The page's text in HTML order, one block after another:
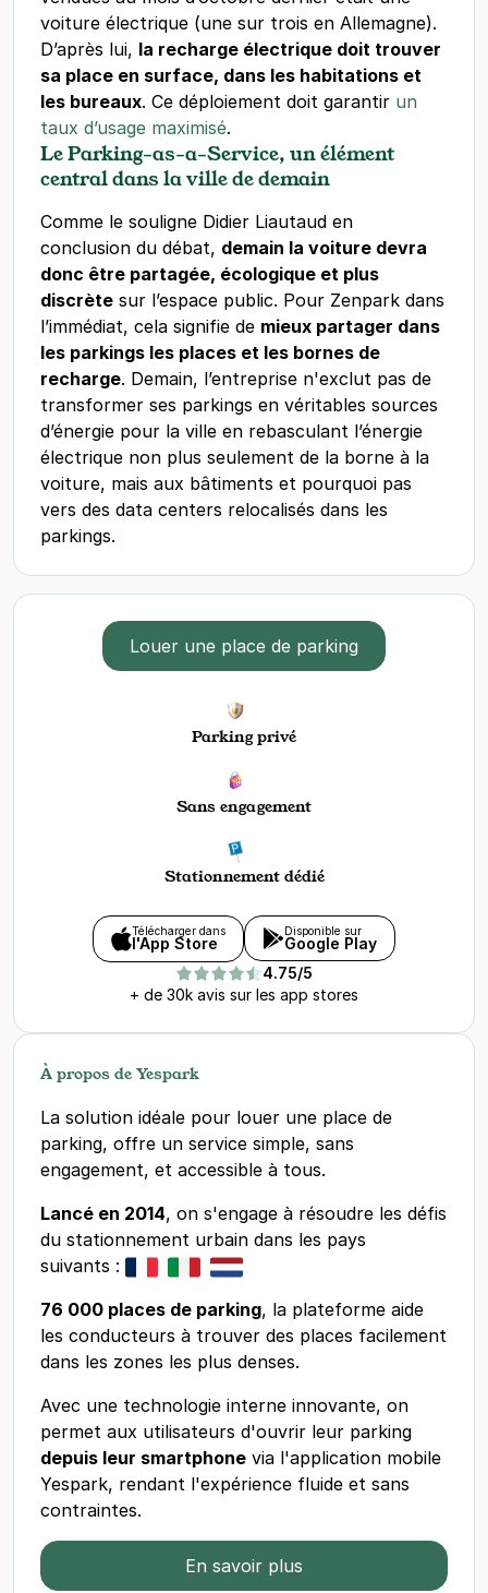
voiture électrique (une sur trois en Allemagne).
D’après lui, la recharge électrique doit trouver
sa place en surface, dans les habitations et
les bureaux. Ce déploiement doit garantir un
taux d’usage maximisé.
Le Parking-as-a-Service, un élément
central dans la ville de demain
Comme le souligne Didier Liautaud en
conclusion du débat, demain la voiture devra
donc être partagée, écologique et plus
discrète sur l’espace public. Pour Zenpark dans
l’immédiat, cela signifie de mieux partager dans
les parkings les places et les bornes de
recharge. Demain, l’entreprise n'exclut pas de
transformer ses parkings en véritables sources
d’énergie pour la ville en rebasculant l’énergie
électrique non plus seulement de la borne à la
voiture, mais aux bâtiments et pourquoi pas
vers des data centers relocalisés dans les
parkings.
Louer une place de parking
Parking privé
Sans engagement
Stationnement dédié
Télécharger dans
l'App Store
Disponible sur
Google Play
4.75/5
+ de 30k avis sur les app stores
À propos de Yespark
La solution idéale pour louer une place de
parking, offre un service simple, sans
engagement, et accessible à tous.
Lancé en 2014, on s'engage à résoudre les défis
du stationnement urbain dans les pays
suivants :
76 000 places de parking, la plateforme aide
les conducteurs à trouver des places facilement
dans les zones les plus denses.
Avec une technologie interne innovante, on
permet aux utilisateurs d'ouvrir leur parking
depuis leur smartphone via l'application mobile
Yespark, rendant l'expérience fluide et sans
contraintes.
En savoir plus